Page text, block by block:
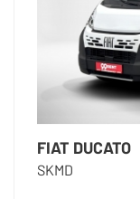
FIAT DUCATO
SKMD